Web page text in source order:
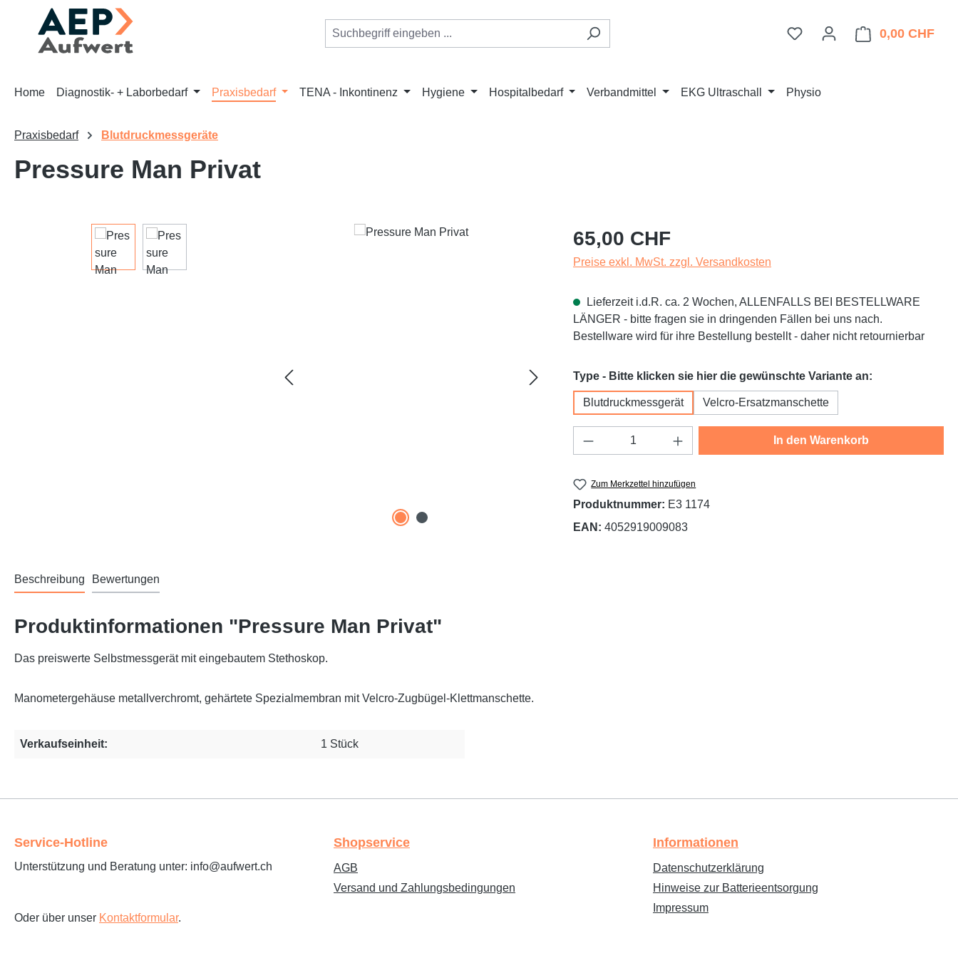
Hauptinhalt springen
Zur Suche springen
Zur Hauptnavigation springen
Du hast 0 Produkte auf dem
0,00 CHF
Home Diagnostik- + Laborbedarf Praxisbedarf TENA - Inkontinenz Hygiene Hospitalbedarf Verbandmittel EKG Ultraschall Physio
Praxisbedarf Blutdruckmessgeräte
Pressure Man Privat
Bildergalerie überspringen Regulärer Preis:
65,00 CHF
Preise exkl. MwSt. zzgl. Versandkosten
Lieferzeit i.d.R. ca. 2 Wochen, ALLENFALLS BEI BESTELLWARE
LÄNGER - bitte fragen sie in dringenden Fällen bei uns nach.
Bestellware wird für ihre Bestellung bestellt - daher nicht retournierbar
Type - Bitte klicken sie hier die gewünschte Variante an:
Blutdruckmessgerät Velcro-Ersatzmanschette
Produkt Anzahl: Gib den gewünschten Wert ein
In den Warenkorb
Zum Merkzettel hinzufügen
Produktnummer: E3 1174
EAN: 4052919009083
Beschreibung Bewertungen
Produktinformationen "Pressure Man Privat"
Das preiswerte Selbstmessgerät mit eingebautem Stethoskop.
Manometergehäuse metallverchromt, gehärtete Spezialmembran mit Velcro-Zugbügel-Klettmanschette.
Verkaufseinheit: 1 Stück
Service-Hotline
Unterstützung und Beratung unter: info@aufwert.ch
Oder über unser Kontaktformular.
Shopservice
AGB
Versand und Zahlungsbedingungen
Informationen
Datenschutzerklärung
Hinweise zur Batterieentsorgung
Impressum